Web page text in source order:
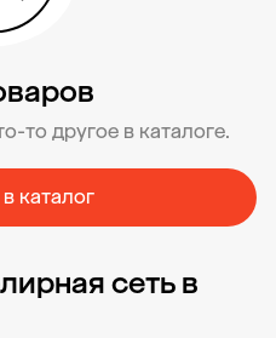
то другое в каталоге.
каталог
сеть в